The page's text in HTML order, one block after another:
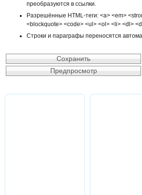
преобразуются в ссылки.
Разрешённые HTML-теги: <a> <em>
<blockquote> <code> <ul> <ol> <li> <dl>
Строки и параграфы переносятся